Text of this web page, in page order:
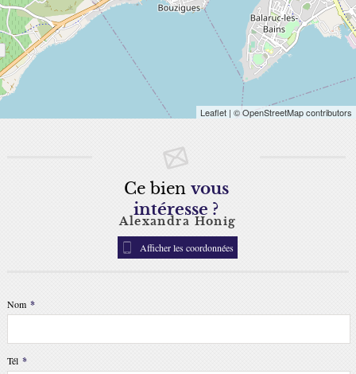
Leaflet | © OpenStreetMap contributors
Ce bien vous
intéresse ?
Alexandra Honig
Afficher les coordonnées
Nom *
Tél *